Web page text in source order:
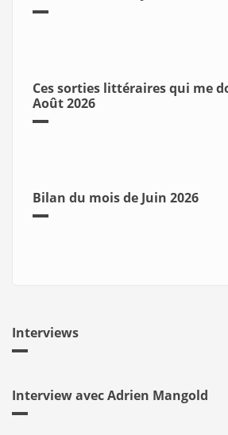
Ces sorties littéraires qui me
Août 2026
Bilan du mois de Juin 2026
Interviews
Interview avec Adrien Mangold